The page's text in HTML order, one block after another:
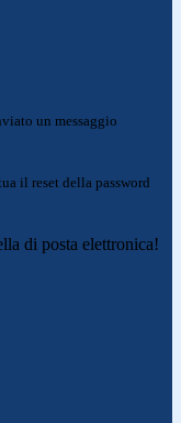
un messaggio
il reset della password
di posta elettronica!